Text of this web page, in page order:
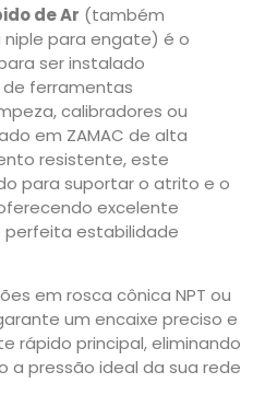
de Ar (também
para engate) é o
ser instalado
ferramentas
calibradores ou
em ZAMAC de alta
resistente, este
para suportar o atrito e o
excelente
perfeita estabilidade
em rosca cônica NPT ou
um encaixe preciso e
rápido principal, eliminando
pressão ideal da sua rede